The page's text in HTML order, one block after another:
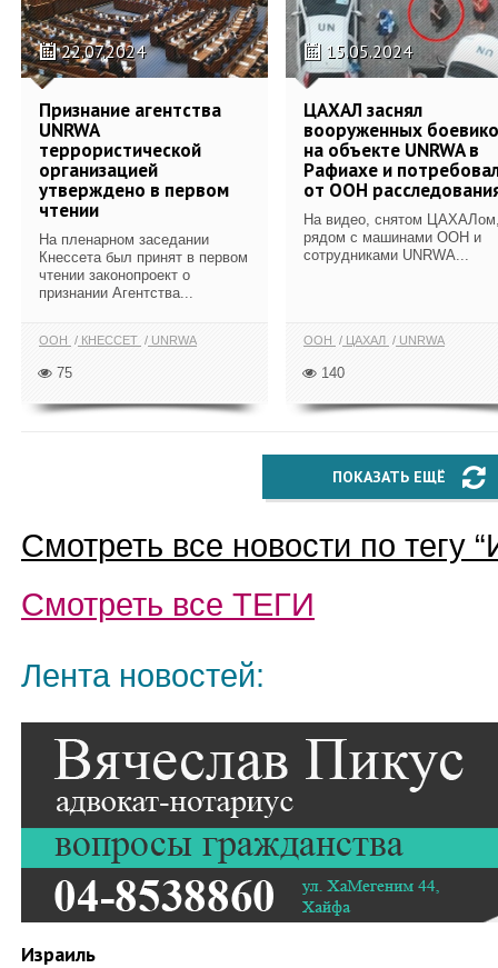
22.07.2024
Признание агентства
UNRWA
террористической
организацией
утверждено в первом
чтении
На пленарном заседании
Кнессета был принят в первом
чтении законопроект о
признании Агентства...
ООН КНЕССЕТ UNRWA
75
15.05.2024
ЦАХАЛ заснял
вооруженных
на объекте UNRWA в
Рафиахе и
от ООН
На видео, снятом
рядом с машинами ООН и
сотрудниками UNRWA...
ООН ЦАХАЛ UNRWA
140
ПОКАЗАТЬ ЕЩЁ
Смотреть все новости по тегу “
Смотреть все ТЕГИ
Лента новостей:
Израиль